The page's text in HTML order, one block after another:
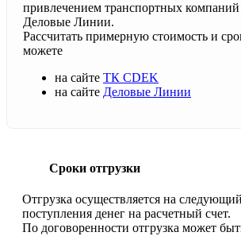
привлечением транспортных
Деловые Линии.
Рассчитать примерную стоимость и
можете
на сайте ТК CDEK
на сайте Деловые Линии
Сроки отгрузки
Отгрузка осуществляется на
поступления денег на расчетный счет.
По договоренности отгрузка может